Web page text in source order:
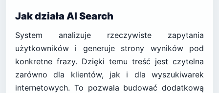
Jak działa AI Search
System analizuje rzeczywiste zapytania
użytkowników i generuje strony wyników pod
konkretne frazy. Dzięki temu treść jest czytelna
zarówno dla klientów, jak i dla wyszukiwarek
internetowych. To pozwala budować dodatkową